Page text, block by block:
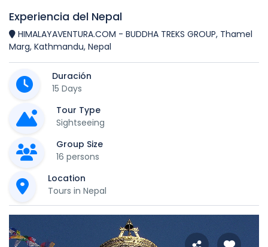
Experiencia del Nepal
HIMALAYAVENTURA.COM - BUDDHA TREKS GROUP, Thamel
Marg, Kathmandu, Nepal
Duración
15 Days
Tour Type
Sightseeing
Group Size
16 persons
Location
Tours in Nepal